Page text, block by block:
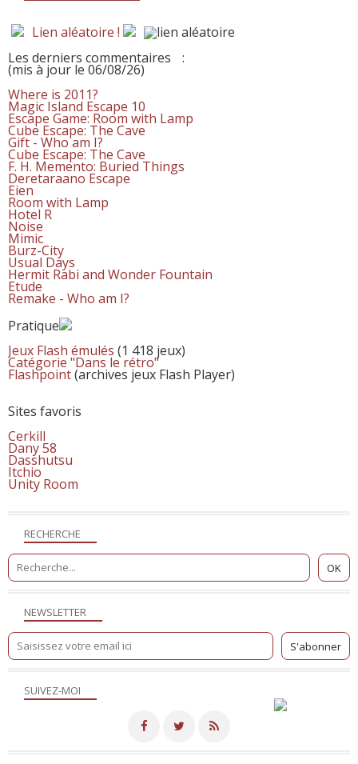
NEWSLETTER
SUIVEZ-MOI
RECHERCHE
Lien aléatoire !
Les derniers commentaires
:
(mis à jour le 06/08/26)
Where is 2011?
Magic Island Escape 10
Escape Game: Room with Lamp
Cube Escape: The Cave
Gift - Who am I?
Cube Escape: The Cave
F. H. Memento: Buried Things
Deretaraano Escape
Eien
Room with Lamp
Hotel R
Noise
Mimic
Burz-City
Usual Days
Hermit Rabi and Wonder Fountain
Etude
Remake - Who am I?
Pratique
Jeux Flash émulés (1 418 jeux)
Catégorie "Dans le rétro"
Flashpoint(archives jeux Flash Player)
Sites favoris
Cerkill
Dany 58
Dasshutsu
Itchio
Unity Room